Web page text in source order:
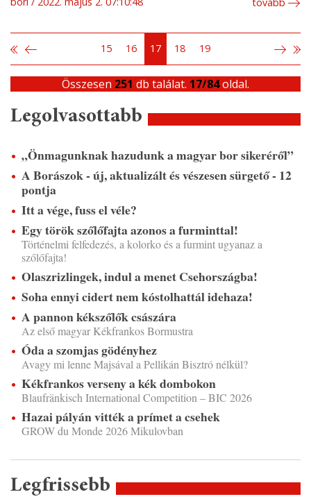
15 16 17 18 19
Összesen 251 db találat. 17/84oldal.
Legolvasottabb
„Önmagunknak hazudunk a magyar bor sikeréről”
A Borászok - új, aktualizált és vészesen sürgető - 12
pontja
Itt a vége, fuss el véle?
Egy török szőlőfajta azonos a furminttal!
Történelmi felfedezés, a kolorko és a furmint ugyanaz a
szőlőfajta!
Olaszrizlingek, indul a menet Csehországba!
Soha ennyi cidert nem kóstolhattál idehaza!
A pannon kékszőlők császára
Az első magyar Kékfrankos Bormustra
Óda a szomjas gödényhez
Avagy mi lenne Majsával a Pellikán Bisztró nélkül?
Kékfrankos verseny a kék dombokon
Blaufränkisch International Competition – BIC 2026
Hazai pályán vitték a prímet a csehek
GROW du Monde 2026 Mikulovban
Legfrissebb